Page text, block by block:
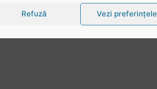
Refuză Vezi preferințele